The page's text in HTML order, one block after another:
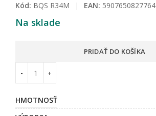
Kód: BQS R34M | EAN: 5907650827764
Na sklade
PRIDAŤ DO KOŠÍKA
HMOTNOSŤ